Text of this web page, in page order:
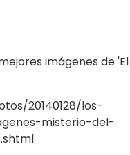
imágenes de 'El
20140128/los-
misterio-del-